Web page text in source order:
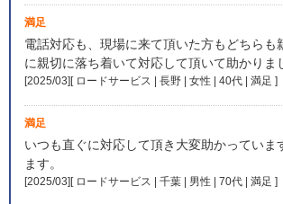
満足
電話対応も、現場に来て頂いた方もどちらも
に親切に落ち着いて対応して頂いて助かりま
[2025/03][ ロードサービス | 長野 | 女性 | 40代 | 満足 ]
満足
いつも直ぐに対応して頂き大変助かっていま
ます。
[2025/03][ ロードサービス | 千葉 | 男性 | 70代 | 満足 ]